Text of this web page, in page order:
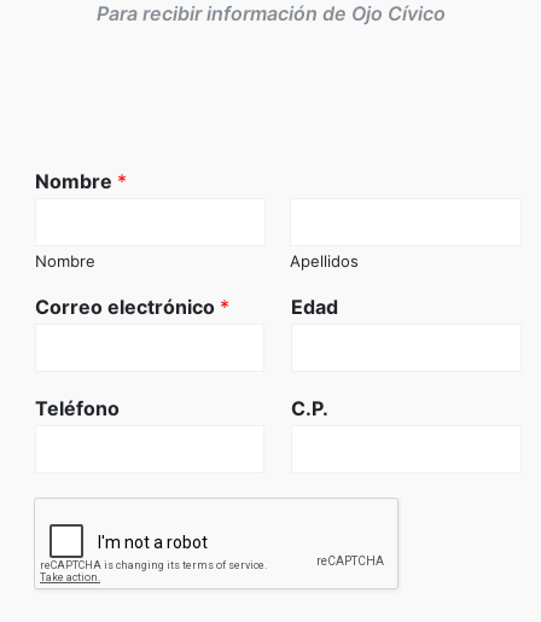
Para recibir información de Ojo Cívico
Nombre *
Nombre Apellidos
Correo electrónico * Edad
Teléfono C.P.